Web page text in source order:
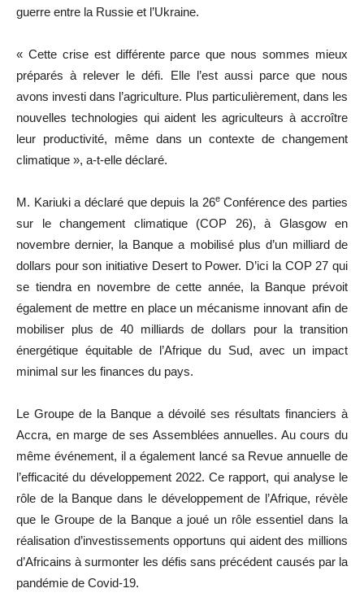
guerre entre la Russie et l’Ukraine.
« Cette crise est différente parce que nous sommes mieux
préparés à relever le défi. Elle l’est aussi parce que nous
avons investi dans l’agriculture. Plus particulièrement, dans les
nouvelles technologies qui aident les agriculteurs à accroître
leur productivité, même dans un contexte de changement
climatique », a-t-elle déclaré.
M. Kariuki a déclaré que depuis la 26e Conférence des parties
sur le changement climatique (COP 26), à Glasgow en
novembre dernier, la Banque a mobilisé plus d’un milliard de
dollars pour son initiative Desert to Power. D’ici la COP 27 qui
se tiendra en novembre de cette année, la Banque prévoit
également de mettre en place un mécanisme innovant afin de
mobiliser plus de 40 milliards de dollars pour la transition
énergétique équitable de l’Afrique du Sud, avec un impact
minimal sur les finances du pays.
Le Groupe de la Banque a dévoilé ses résultats financiers à
Accra, en marge de ses Assemblées annuelles. Au cours du
même événement, il a également lancé sa Revue annuelle de
l’efficacité du développement 2022. Ce rapport, qui analyse le
rôle de la Banque dans le développement de l’Afrique, révèle
que le Groupe de la Banque a joué un rôle essentiel dans la
réalisation d’investissements opportuns qui aident des millions
d’Africains à surmonter les défis sans précédent causés par la
pandémie de Covid-19.